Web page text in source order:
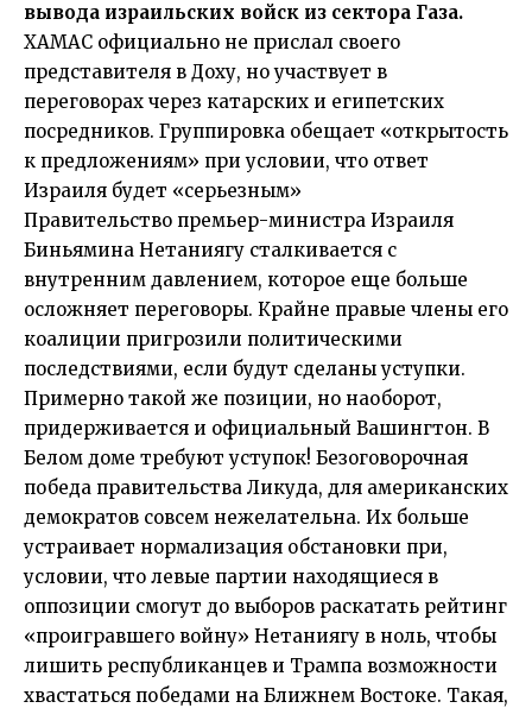
вывода израильских войск из сектора Газа.
ХАМАС официально не прислал своего
представителя в Доху, но участвует в
переговорах через катарских и египетских
посредников. Группировка обещает «открытость
к предложениям» при условии, что ответ
Израиля будет «серьезным»
Правительство премьер-министра Израиля
Биньямина Нетаниягу сталкивается с
внутренним давлением, которое еще больше
осложняет переговоры. Крайне правые члены его
коалиции пригрозили политическими
последствиями, если будут сделаны уступки.
Примерно такой же позиции, но наоборот,
придерживается и официальный Вашингтон. В
Белом доме требуют уступок! Безоговорочная
победа правительства Ликуда, для американских
демократов совсем нежелательна. Их больше
устраивает нормализация обстановки при,
условии, что левые партии находящиеся в
оппозиции смогут до выборов раскатать рейтинг
«проигравшего войну» Нетаниягу в ноль, чтобы
лишить республиканцев и Трампа возможности
хвастаться победами на Ближнем Востоке. Такая,